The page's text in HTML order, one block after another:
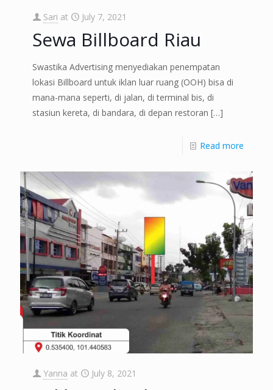
Sari at July 7, 2021
Sewa Billboard Riau
Swastika Advertising menyediakan penempatan
lokasi Billboard untuk iklan luar ruang (OOH) bisa di
mana-mana seperti, di jalan, di terminal bis, di
stasiun kereta, di bandara, di depan restoran […]
Read more
Yanna at July 8, 2021